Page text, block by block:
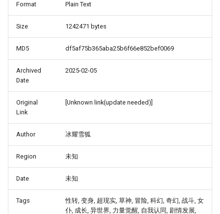
Format Plain Text
Size 1242471 bytes
MD5 df5af75b365aba25b6f66e852bef0069
Archived
Date
2025-02-05
Original
Link
[Unknown link(update needed)]
Author 冰耀雪狐
Region 未知
Date 未知
Tags
性转, 变身, 超现实, 草神, 冒险, 科幻, 奇幻, 战斗, 女
仆, 成长, 异世界, 力量觉醒, 自我认同, 剧情发展,